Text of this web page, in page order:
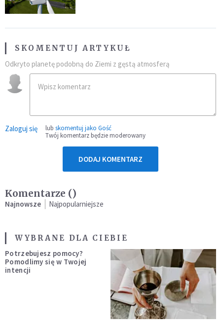
SKOMENTUJ ARTYKUŁ
Odkryto planetę podobną do Ziemi z gęstą atmosferą
Zaloguj się lub skomentuj jako Gość
Twój komentarz będzie moderowany
DODAJ KOMENTARZ
Komentarze ()
Najnowsze Najpopularniejsze
WYBRANE DLA CIEBIE
Potrzebujesz pomocy?
Pomodlimy się w Twojej
intencji